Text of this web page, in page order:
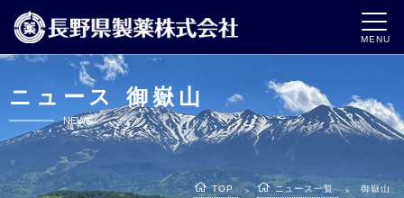
MENU
ニュース 御嶽山
NEWS
TOP ＞ ニュース一覧 ＞ 御嶽山